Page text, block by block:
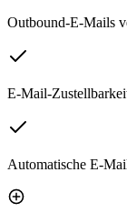
Outbound-E-Mails
E-Mail-
Automatische E-